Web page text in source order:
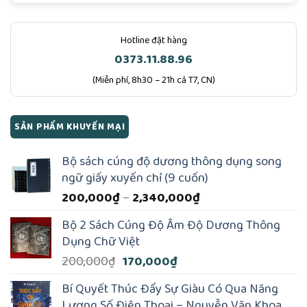
Hotline đặt hàng
0373.11.88.96
(Miễn phí, 8h30 – 21h cả T7, CN)
SẢN PHẨM KHUYẾN MẠI
Bộ sách cúng độ dương thông dụng song
ngữ giấy xuyến chỉ (9 cuốn)
200,000₫– 2,340,000₫Khoảng
từ
2,340,000₫
Bộ 2 Sách Cúng Độ Âm Độ Dương Thông
Dụng Chữ Việt
200,000₫ Giá
là:
170,000₫Giá
tại
Bí Quyết Thúc Đẩy Sự Giàu Có Qua Năng